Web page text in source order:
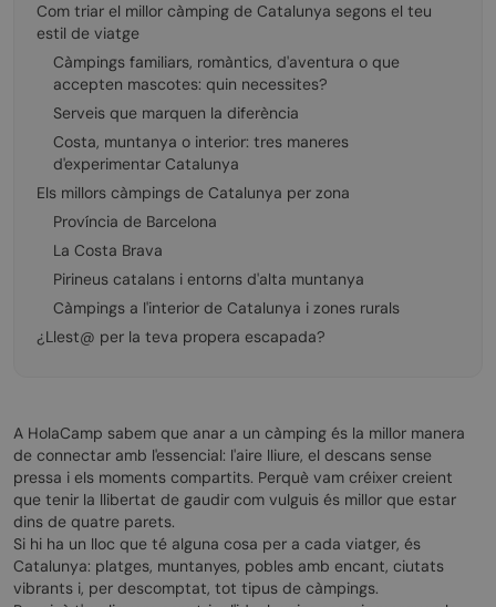
Com triar el millor càmping de Catalunya segons el teu
estil de viatge
Càmpings familiars, romàntics, d'aventura o que
accepten mascotes: quin necessites?
Serveis que marquen la diferència
Costa, muntanya o interior: tres maneres
d'experimentar Catalunya
Els millors càmpings de Catalunya per zona
Província de Barcelona
La Costa Brava
Pirineus catalans i entorns d'alta muntanya
Càmpings a l'interior de Catalunya i zones rurals
¿Llest@ per la teva propera escapada?
A HolaCamp sabem que anar a un càmping és la millor manera
de connectar amb l'essencial: l'aire lliure, el descans sense
pressa i els moments compartits. Perquè vam créixer creient
que tenir la llibertat de gaudir com vulguis és millor que estar
dins de quatre parets.
Si hi ha un lloc que té alguna cosa per a cada viatger, és
Catalunya: platges, muntanyes, pobles amb encant, ciutats
vibrants i, per descomptat, tot tipus de càmpings.